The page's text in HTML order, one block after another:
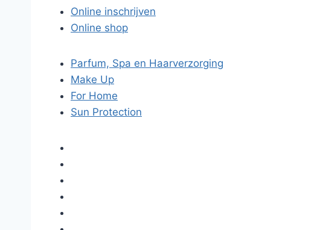
Online inschrijven
Online shop
Parfum, Spa en Haarverzorging
Make Up
For Home
Sun Protection